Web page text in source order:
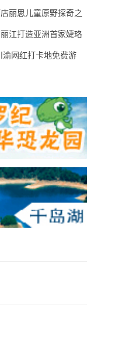
丽思儿童原野探奇之
江打造亚洲首家婕珞
网红打卡地免费游